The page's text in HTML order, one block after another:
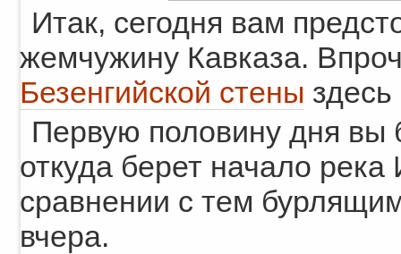
Итак, сегодня вам
жемчужину Кавказа.
Безенгийской стены
Первую половину дня вы
откуда берет начало
сравнении с тем
вчера.